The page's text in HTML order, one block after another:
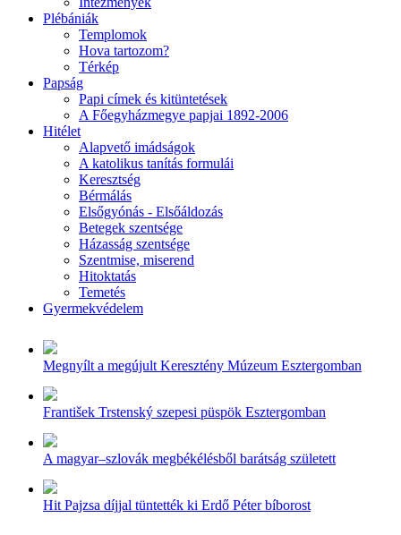
Plébániák
Templomok
Hova tartozom?
Térkép
Papság
Papi címek és kitüntetések
A Főegyházmegye papjai 1892-2006
Hitélet
Alapvető imádságok
A katolikus tanítás formulái
Keresztség
Bérmálás
Elsőgyónás - Elsőáldozás
Betegek szentsége
Házasság szentsége
Szentmise, miserend
Hitoktatás
Temetés
Gyermekvédelem
Megnyílt a megújult Keresztény Múzeum Esztergomban
František Trstenský szepesi püspök Esztergomban
A magyar–szlovák megbékélésből barátság született
Hit Pajzsa díjjal tüntették ki Erdő Péter bíborost